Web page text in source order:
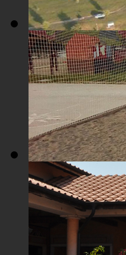
Плажа "Топољар" -
Плажа "Топољар" -